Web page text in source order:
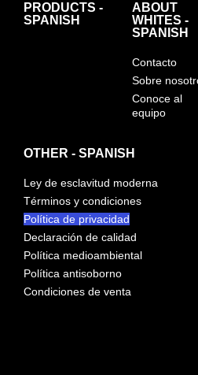
PRODUCTS -
SPANISH
ABOUT
WHITES -
SPANISH
Contacto
Sobre
Conoce al
equipo
OTHER - SPANISH
Ley de esclavitud moderna
Términos y condiciones
Política de privacidad
Declaración de calidad
Política medioambiental
Política antisoborno
Condiciones de venta